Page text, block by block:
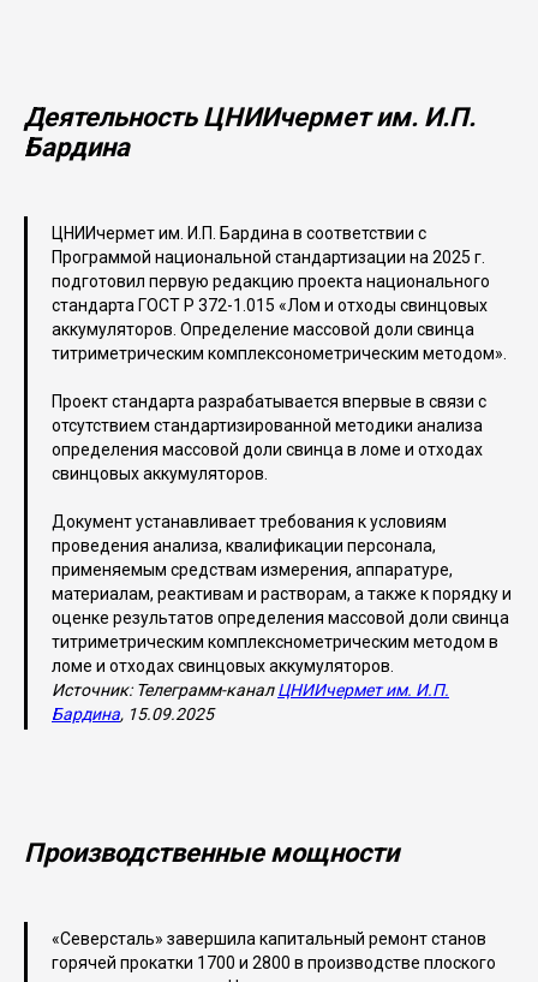
Деятельность ЦНИИчермет им. И.П.
Бардина
ЦНИИчермет им. И.П. Бардина в соответствии с
Программой национальной стандартизации на 2025 г.
подготовил первую редакцию проекта национального
стандарта ГОСТ Р 372-1.015 «Лом и отходы свинцовых
аккумуляторов. Определение массовой доли свинца
титриметрическим комплексонометрическим методом».
Проект стандарта разрабатывается впервые в связи с
отсутствием стандартизированной методики анализа
определения массовой доли свинца в ломе и отходах
свинцовых аккумуляторов.
Документ устанавливает требования к условиям
проведения анализа, квалификации персонала,
применяемым средствам измерения, аппаратуре,
материалам, реактивам и растворам, а также к порядку и
оценке результатов определения массовой доли свинца
титриметрическим комплекснометрическим методом в
ломе и отходах свинцовых аккумуляторов.
Источник: Телеграмм-каналЦНИИчермет им. И.П.
Бардина, 15.09.2025
Производственные мощности
«Северсталь» завершила капитальный ремонт станов
горячей прокатки 1700 и 2800 в производстве плоского